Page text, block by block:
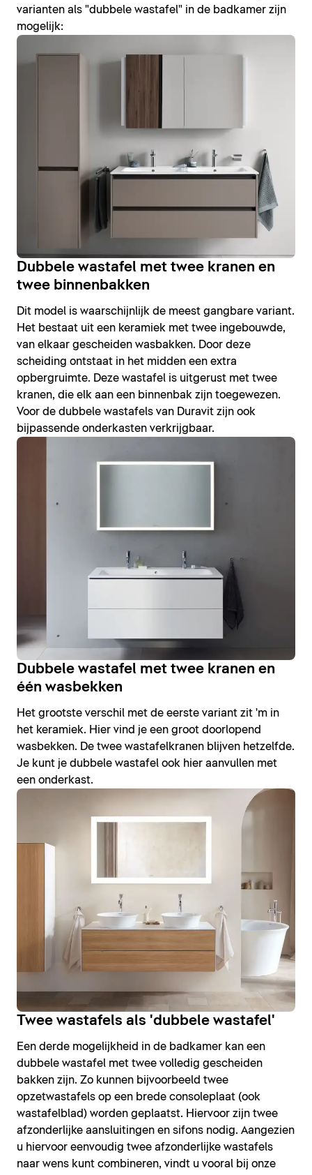
varianten als "dubbele wastafel" in de badkamer zijn
mogelijk:
Dubbele wastafel met twee kranen en
twee binnenbakken
Dit model is waarschijnlijk de meest gangbare variant.
Het bestaat uit een keramiek met twee ingebouwde,
van elkaar gescheiden wasbakken. Door deze
scheiding ontstaat in het midden een extra
opbergruimte. Deze wastafel is uitgerust met twee
kranen, die elk aan een binnenbak zijn toegewezen.
Voor de dubbele wastafels van Duravit zijn ook
bijpassende onderkasten verkrijgbaar.
Dubbele wastafel met twee kranen en
één wasbekken
Het grootste verschil met de eerste variant zit 'm in
het keramiek. Hier vind je een groot doorlopend
wasbekken. De twee wastafelkranen blijven hetzelfde.
Je kunt je dubbele wastafel ook hier aanvullen met
een onderkast.
Twee wastafels als 'dubbele wastafel'
Een derde mogelijkheid in de badkamer kan een
dubbele wastafel met twee volledig gescheiden
bakken zijn. Zo kunnen bijvoorbeeld twee
opzetwastafels op een brede consoleplaat (ook
wastafelblad) worden geplaatst. Hiervoor zijn twee
afzonderlijke aansluitingen en sifons nodig. Aangezien
u hiervoor eenvoudig twee afzonderlijke wastafels
naar wens kunt combineren, vindt u vooral bij onze